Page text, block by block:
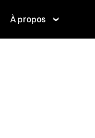
À propos